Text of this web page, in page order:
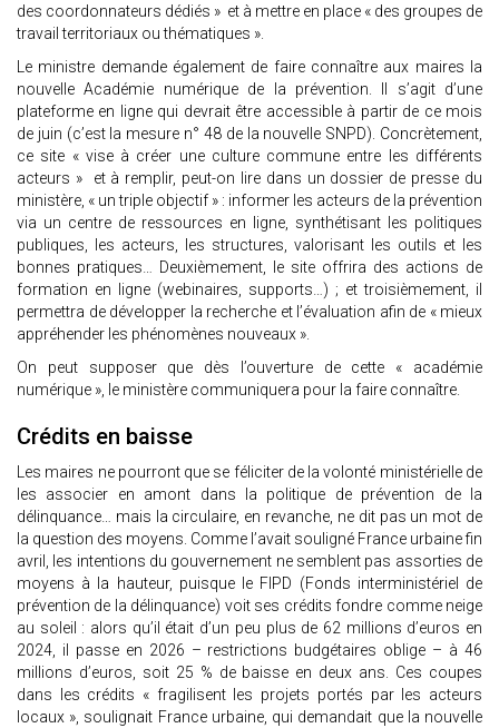
des coordonnateurs dédiés » et à mettre en place « des groupes de
travail territoriaux ou thématiques ».
Le ministre demande également de faire connaître aux maires la
nouvelle Académie numérique de la prévention. Il s’agit d’une
plateforme en ligne qui devrait être accessible à partir de ce mois
de juin (c’est la mesure n° 48 de la nouvelle SNPD). Concrètement,
ce site « vise à créer une culture commune entre les différents
acteurs » et à remplir, peut-on lire dans un dossier de presse du
ministère, « un triple objectif » : informer les acteurs de la prévention
via un centre de ressources en ligne, synthétisant les politiques
publiques, les acteurs, les structures, valorisant les outils et les
bonnes pratiques… Deuxièmement, le site offrira des actions de
formation en ligne (webinaires, supports…) ; et troisièmement, il
permettra de développer la recherche et l’évaluation afin de « mieux
appréhender les phénomènes nouveaux ».
On peut supposer que dès l’ouverture de cette « académie
numérique », le ministère communiquera pour la faire connaître.
Crédits en baisse
Les maires ne pourront que se féliciter de la volonté ministérielle de
les associer en amont dans la politique de prévention de la
délinquance… mais la circulaire, en revanche, ne dit pas un mot de
la question des moyens. Comme l’avait souligné France urbaine fin
avril, les intentions du gouvernement ne semblent pas assorties de
moyens à la hauteur, puisque le FIPD (Fonds interministériel de
prévention de la délinquance) voit ses crédits fondre comme neige
au soleil : alors qu’il était d’un peu plus de 62 millions d’euros en
2024, il passe en 2026 – restrictions budgétaires oblige – à 46
millions d’euros, soit 25 % de baisse en deux ans. Ces coupes
dans les crédits « fragilisent les projets portés par les acteurs
locaux », soulignait France urbaine, qui demandait que la nouvelle